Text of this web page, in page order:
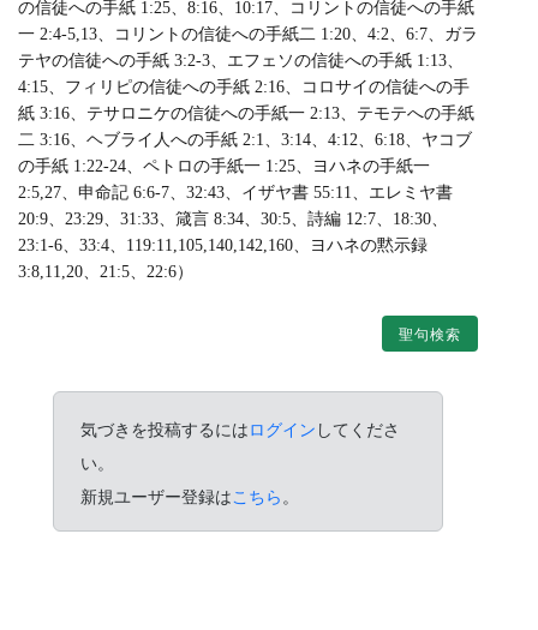
の信徒への手紙 1:25、8:16、10:17、コリントの信徒への手紙
一 2:4-5,13、コリントの信徒への手紙二 1:20、4:2、6:7、ガラ
テヤの信徒への手紙 3:2-3、エフェソの信徒への手紙 1:13、
4:15、フィリピの信徒への手紙 2:16、コロサイの信徒への手
紙 3:16、テサロニケの信徒への手紙一 2:13、テモテへの手紙
二 3:16、ヘブライ人への手紙 2:1、3:14、4:12、6:18、ヤコブ
の手紙 1:22-24、ペトロの手紙一 1:25、ヨハネの手紙一
2:5,27、申命記 6:6-7、32:43、イザヤ書 55:11、エレミヤ書
20:9、23:29、31:33、箴言 8:34、30:5、詩編 12:7、18:30、
23:1-6、33:4、119:11,105,140,142,160、ヨハネの黙示録
3:8,11,20、21:5、22:6）
聖句検索
気づきを投稿するにはログイン してくださ
い。
新規ユーザー登録はこちら 。